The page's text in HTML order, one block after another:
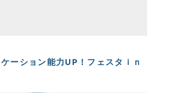
ケーション能力UP！フェスタｉｎ